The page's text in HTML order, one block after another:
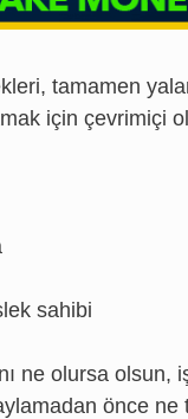
tamamen
için çevrimiçi
sahibi
ne olursa olsun,
önce